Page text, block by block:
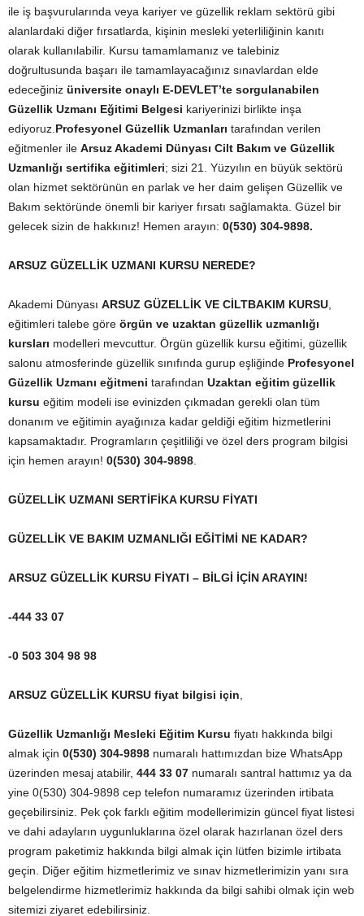
ile iş başvurularında veya kariyer ve güzellik reklam sektörü gibi
alanlardaki diğer fırsatlarda, kişinin mesleki yeterliliğinin kanıtı
olarak kullanılabilir. Kursu tamamlamanız ve talebiniz
doğrultusunda başarı ile tamamlayacağınız sınavlardan elde
edeceğiniz üniversite onaylı E-DEVLET’te sorgulanabilen
Güzellik Uzmanı Eğitimi Belgesi kariyerinizi birlikte inşa
ediyoruz.Profesyonel Güzellik Uzmanları tarafından verilen
eğitmenler ile Arsuz Akademi Dünyası Cilt Bakım ve Güzellik
Uzmanlığı sertifika eğitimleri; sizi 21. Yüzyılın en büyük sektörü
olan hizmet sektörünün en parlak ve her daim gelişen Güzellik ve
Bakım sektöründe önemli bir kariyer fırsatı sağlamakta. Güzel bir
gelecek sizin de hakkınız! Hemen arayın: 0(530) 304-9898.
ARSUZ GÜZELLİK UZMANI KURSU NEREDE?
Akademi Dünyası ARSUZ GÜZELLİK VE CİLTBAKIM KURSU,
eğitimleri talebe göre örgün ve uzaktan güzellik uzmanlığı
kursları modelleri mevcuttur. Örgün güzellik kursu eğitimi, güzellik
salonu atmosferinde güzellik sınıfında gurup eşliğinde Profesyonel
Güzellik Uzmanı eğitmeni tarafından Uzaktan eğitim güzellik
kursu eğitim modeli ise evinizden çıkmadan gerekli olan tüm
donanım ve eğitimin ayağınıza kadar geldiği eğitim hizmetlerini
kapsamaktadır. Programların çeşitliliği ve özel ders program bilgisi
için hemen arayın! 0(530) 304-9898.
GÜZELLİK UZMANI SERTİFİKA KURSU FİYATI
GÜZELLİK VE BAKIM UZMANLIĞI EĞİTİMİ NE KADAR?
ARSUZ GÜZELLİK KURSU FİYATI – BİLGİ İÇİN ARAYIN!
-444 33 07
-0 503 304 98 98
ARSUZ GÜZELLİK KURSU fiyat bilgisi için,
Güzellik Uzmanlığı Mesleki Eğitim Kursu fiyatı hakkında bilgi
almak için 0(530) 304-9898 numaralı hattımızdan bize WhatsApp
üzerinden mesaj atabilir, 444 33 07 numaralı santral hattımız ya da
yine 0(530) 304-9898 cep telefon numaramız üzerinden irtibata
geçebilirsiniz. Pek çok farklı eğitim modellerimizin güncel fiyat listesi
ve dahi adayların uygunluklarına özel olarak hazırlanan özel ders
program paketimiz hakkında bilgi almak için lütfen bizimle irtibata
geçin. Diğer eğitim hizmetlerimiz ve sınav hizmetlerimizin yanı sıra
belgelendirme hizmetlerimiz hakkında da bilgi sahibi olmak için web
sitemizi ziyaret edebilirsiniz.